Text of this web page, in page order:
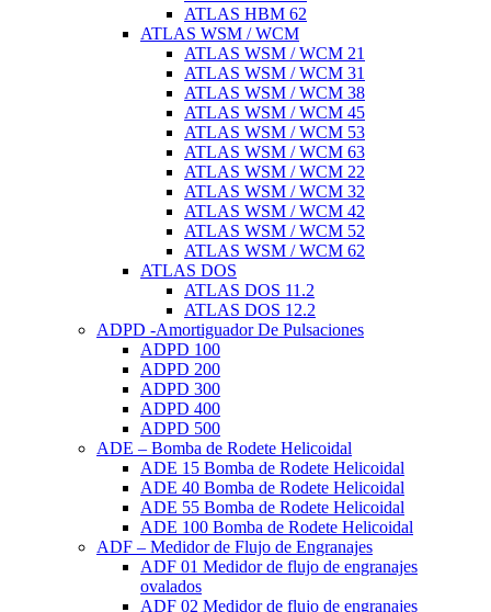
ATLAS HBM 62
ATLAS WSM / WCM
ATLAS WSM / WCM 21
ATLAS WSM / WCM 31
ATLAS WSM / WCM 38
ATLAS WSM / WCM 45
ATLAS WSM / WCM 53
ATLAS WSM / WCM 63
ATLAS WSM / WCM 22
ATLAS WSM / WCM 32
ATLAS WSM / WCM 42
ATLAS WSM / WCM 52
ATLAS WSM / WCM 62
ATLAS DOS
ATLAS DOS 11.2
ATLAS DOS 12.2
ADPD -Amortiguador De Pulsaciones
ADPD 100
ADPD 200
ADPD 300
ADPD 400
ADPD 500
ADE – Bomba de Rodete Helicoidal
ADE 15 Bomba de Rodete Helicoidal
ADE 40 Bomba de Rodete Helicoidal
ADE 55 Bomba de Rodete Helicoidal
ADE 100 Bomba de Rodete Helicoidal
ADF – Medidor de Flujo de Engranajes
ADF 01 Medidor de flujo de engranajes
ovalados
ADF 02 Medidor de flujo de engranajes